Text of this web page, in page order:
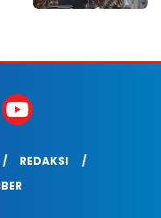
REDAKSI